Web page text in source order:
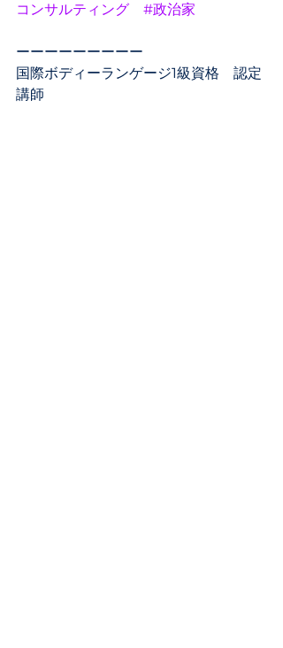
コンサルティング
#政治家
ーーーーーーーーー
国際ボディーランゲージ1級資格　認定
講師